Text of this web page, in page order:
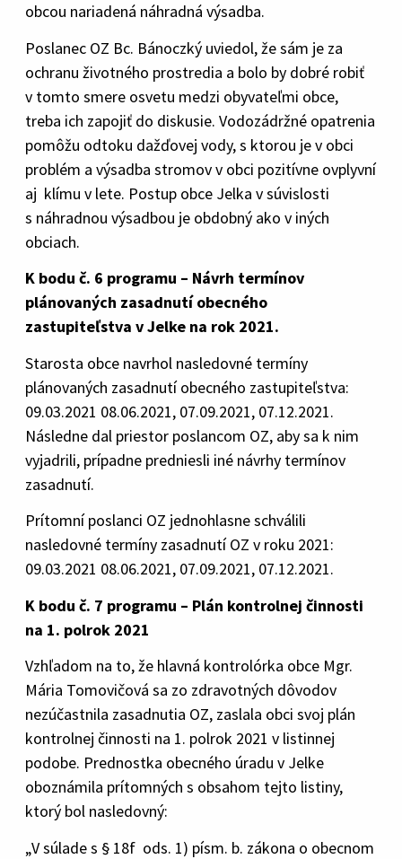
obcou nariadená náhradná výsadba.
Poslanec OZ Bc. Bánoczký uviedol, že sám je za
ochranu životného prostredia a bolo by dobré robiť
v tomto smere osvetu medzi obyvateľmi obce,
treba ich zapojiť do diskusie. Vodozádržné opatrenia
pomôžu odtoku dažďovej vody, s ktorou je v obci
problém a výsadba stromov v obci pozitívne ovplyvní
aj klímu v lete. Postup obce Jelka v súvislosti
s náhradnou výsadbou je obdobný ako v iných
obciach.
K bodu č. 6 programu – Návrh termínov
plánovaných zasadnutí obecného
zastupiteľstva v Jelke na rok 2021.
Starosta obce navrhol nasledovné termíny
plánovaných zasadnutí obecného zastupiteľstva:
09.03.2021 08.06.2021, 07.09.2021, 07.12.2021.
Následne dal priestor poslancom OZ, aby sa k nim
vyjadrili, prípadne predniesli iné návrhy termínov
zasadnutí.
Prítomní poslanci OZ jednohlasne schválili
nasledovné termíny zasadnutí OZ v roku 2021:
09.03.2021 08.06.2021, 07.09.2021, 07.12.2021.
K bodu č. 7 programu – Plán kontrolnej činnosti
na 1. polrok 2021
Vzhľadom na to, že hlavná kontrolórka obce Mgr.
Mária Tomovičová sa zo zdravotných dôvodov
nezúčastnila zasadnutia OZ, zaslala obci svoj plán
kontrolnej činnosti na 1. polrok 2021 v listinnej
podobe. Prednostka obecného úradu v Jelke
oboznámila prítomných s obsahom tejto listiny,
ktorý bol nasledovný:
„V súlade s § 18f ods. 1) písm. b. zákona o obecnom